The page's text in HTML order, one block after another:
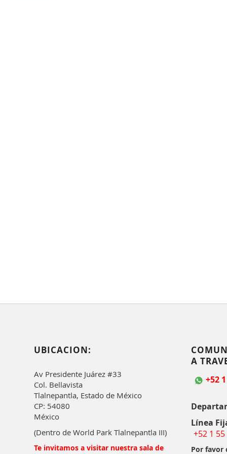
UBICACION:
Av Presidente Juárez #33
Col. Bellavista
Tlalnepantla, Estado de México
CP: 54080
México
(Dentro de World Park Tlalnepantla III)
Te invitamos a visitar nuestra sala de
A
+52
Línea
+52 1
Por favor